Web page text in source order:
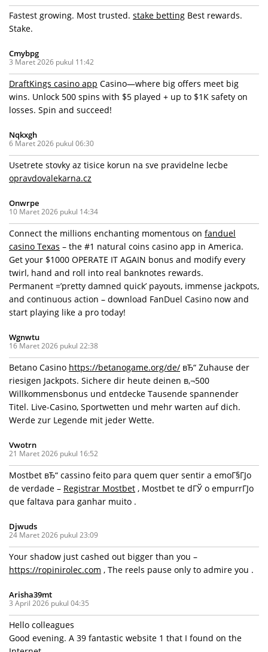
Fastest growing. Most trusted. stake betting Best rewards.
Stake.
Cmybpg
3 Maret 2026 pukul 11:42
DraftKings casino app Casino—where big offers meet big
wins. Unlock 500 spins with $5 played + up to $1K safety on
losses. Spin and succeed!
Nqkxgh
6 Maret 2026 pukul 06:30
Usetrete stovky az tisice korun na sve pravidelne lecbe
opravdovalekarna.cz
Onwrpe
10 Maret 2026 pukul 14:34
Connect the millions enchanting momentous on fanduel
casino Texas – the #1 natural coins casino app in America.
Get your $1000 OPERATE IT AGAIN bonus and modify every
twirl, hand and roll into real banknotes rewards.
Permanent =’pretty damned quick’ payouts, immense jackpots,
and continuous action – download FanDuel Casino now and
start playing like a pro today!
Wgnwtu
16 Maret 2026 pukul 22:38
Betano Casino https://betanogame.org/de/ вЂ“ Zuhause der
riesigen Jackpots. Sichere dir heute deinen в‚¬500
Willkommensbonus und entdecke Tausende spannender
Titel. Live-Casino, Sportwetten und mehr warten auf dich.
Werde zur Legende mit jeder Wette.
Vwotrn
21 Maret 2026 pukul 16:52
Mostbet вЂ“ cassino feito para quem quer sentir a emoГ§ГЈo
de verdade – Registrar Mostbet , Mostbet te dГЎ o empurrГЈo
que faltava para ganhar muito .
Djwuds
24 Maret 2026 pukul 23:09
Your shadow just cashed out bigger than you –
https://ropinirolec.com , The reels pause only to admire you .
Arisha39mt
3 April 2026 pukul 04:35
Hello colleagues
Good evening. A 39 fantastic website 1 that I found on the